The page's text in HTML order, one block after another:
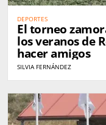
DEPORTES
El torneo
los veranos de
hacer amigos
SILVIA FERNÁNDEZ